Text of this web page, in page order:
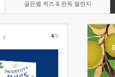
골든벨 퀴즈 & 완독 챌린지
4/5